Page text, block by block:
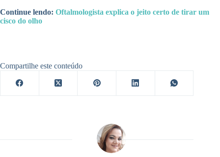
Continue lendo: Oftalmologista explica o jeito certo de tirar um
cisco do olho
Compartilhe este conteúdo